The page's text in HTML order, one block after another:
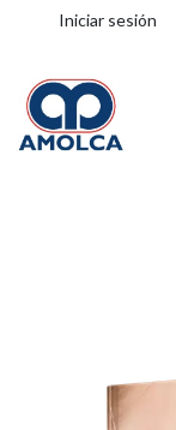
Iniciar sesión